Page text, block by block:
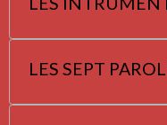
LES SEPT